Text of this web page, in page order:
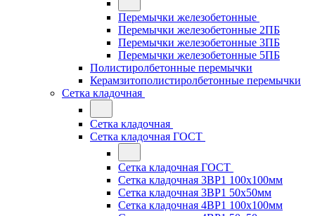
Перемычки железобетонные
Перемычки железобетонные 2ПБ
Перемычки железобетонные 3ПБ
Перемычки железобетонные 5ПБ
Полистиролбетонные перемычки
Керамзитополистиролбетонные перемычки
Сетка кладочная
Сетка кладочная
Сетка кладочная ГОСТ
Сетка кладочная ГОСТ
Сетка кладочная 3ВР1 100x100мм
Сетка кладочная 3ВР1 50x50мм
Сетка кладочная 4ВР1 100x100мм